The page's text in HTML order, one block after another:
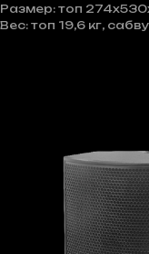
Размер: топ
Вес: топ 19,6 кг,